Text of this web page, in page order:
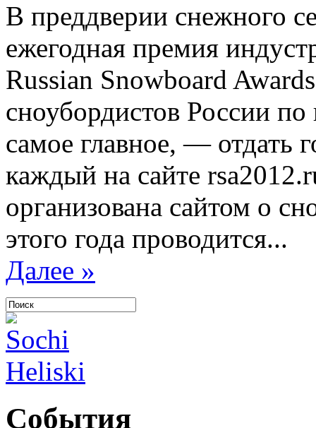
В преддверии снежного
ежегодная премия
Russian Snowboard
сноубордистов России
самое главное, — отдать
каждый на сайте
организована сайтом о
этого года проводится...
Далее »
События